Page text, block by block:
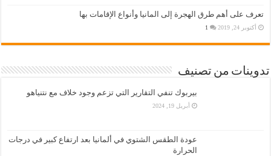
تعرف على أهم طرق الهجرة إلى المانيا وأنواع الإقامات بها
أكتوبر 24, 2019 1
تدوينات من تصنيف
بيربوك تنفي التقارير التي تزعم وجود خلاف مع نتنياهو
أبريل 19, 2024
عودة الطقس الشتوي في ألمانيا بعد ارتفاع كبير في درجات
الحرارة